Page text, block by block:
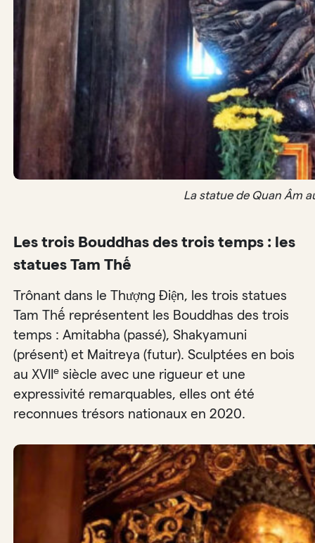
La statue de Quan Âm
Les trois Bouddhas des trois temps : les
statues Tam Thế
Trônant dans le Thượng Điện, les trois statues
Tam Thế représentent les Bouddhas des trois
temps : Amitabha (passé), Shakyamuni
(présent) et Maitreya (futur). Sculptées en bois
au XVIIe siècle avec une rigueur et une
expressivité remarquables, elles ont été
reconnues trésors nationaux en 2020.